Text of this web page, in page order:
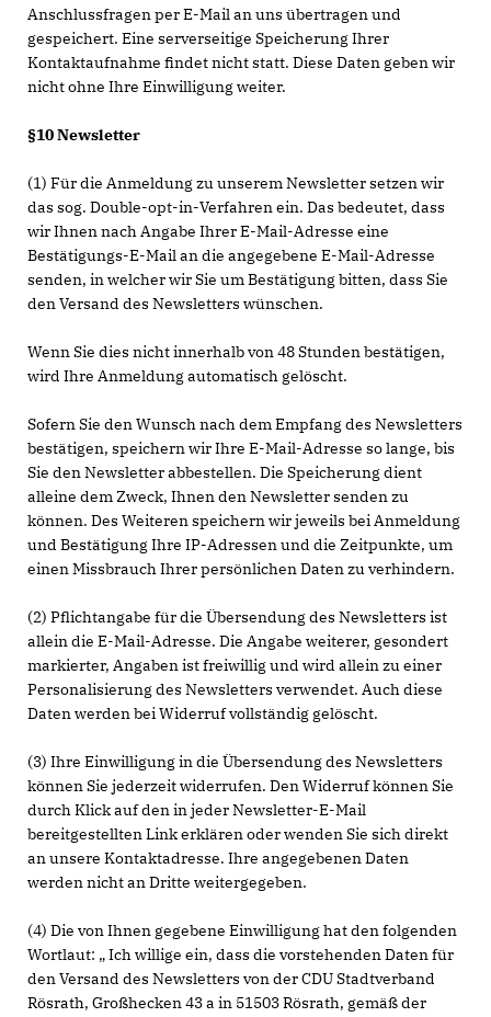
Anschlussfragen per E-Mail an uns übertragen und
gespeichert. Eine serverseitige Speicherung Ihrer
Kontaktaufnahme findet nicht statt. Diese Daten geben wir
nicht ohne Ihre Einwilligung weiter.
§10 Newsletter
(1) Für die Anmeldung zu unserem Newsletter setzen wir
das sog. Double-opt-in-Verfahren ein. Das bedeutet, dass
wir Ihnen nach Angabe Ihrer E-Mail-Adresse eine
Bestätigungs-E-Mail an die angegebene E-Mail-Adresse
senden, in welcher wir Sie um Bestätigung bitten, dass Sie
den Versand des Newsletters wünschen.
Wenn Sie dies nicht innerhalb von 48 Stunden bestätigen,
wird Ihre Anmeldung automatisch gelöscht.
Sofern Sie den Wunsch nach dem Empfang des Newsletters
bestätigen, speichern wir Ihre E-Mail-Adresse so lange, bis
Sie den Newsletter abbestellen. Die Speicherung dient
alleine dem Zweck, Ihnen den Newsletter senden zu
können. Des Weiteren speichern wir jeweils bei Anmeldung
und Bestätigung Ihre IP-Adressen und die Zeitpunkte, um
einen Missbrauch Ihrer persönlichen Daten zu verhindern.
(2) Pflichtangabe für die Übersendung des Newsletters ist
allein die E-Mail-Adresse. Die Angabe weiterer, gesondert
markierter, Angaben ist freiwillig und wird allein zu einer
Personalisierung des Newsletters verwendet. Auch diese
Daten werden bei Widerruf vollständig gelöscht.
(3) Ihre Einwilligung in die Übersendung des Newsletters
können Sie jederzeit widerrufen. Den Widerruf können Sie
durch Klick auf den in jeder Newsletter-E-Mail
bereitgestellten Link erklären oder wenden Sie sich direkt
an unsere Kontaktadresse. Ihre angegebenen Daten
werden nicht an Dritte weitergegeben.
(4) Die von Ihnen gegebene Einwilligung hat den folgenden
Wortlaut: „ Ich willige ein, dass die vorstehenden Daten für
den Versand des Newsletters von der CDU Stadtverband
Rösrath, Großhecken 43 a in 51503 Rösrath, gemäß der